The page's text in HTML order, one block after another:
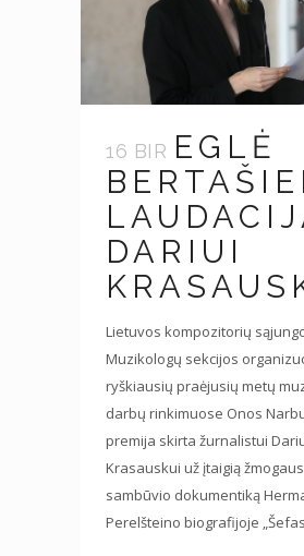
16 BIR EGLĖ
DARIUI
Lietuvos kompozitorių
Muzikologų sekcijos
ryškiausių praėjusių metų
darbų rinkimuose Onos
premija skirta žurnalistui
Krasauskui už įtaigią
sambūvio dokumentiką
Perelšteino biografijoje